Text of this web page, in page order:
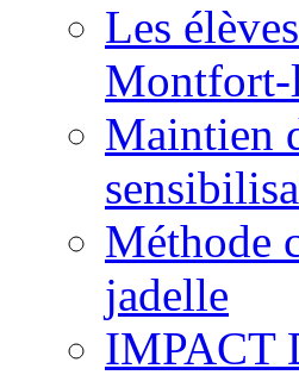
Les
Montfort-
Maintien
Méthode
jadelle
IMPACT